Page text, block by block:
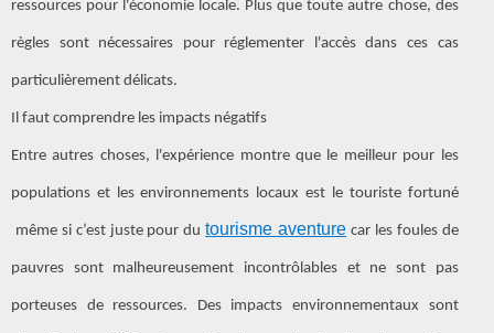
ressources pour l'économie locale. Plus que toute autre chose, des
règles sont nécessaires pour réglementer l'accès dans ces cas
particulièrement délicats.
Il faut comprendre les impacts négatifs
Entre autres choses, l'expérience montre que le meilleur pour les
populations et les environnements locaux est le touriste fortuné
même si c’est juste pour dutourisme aventure car les foules de
pauvres sont malheureusement incontrôlables et ne sont pas
porteuses de ressources. Des impacts environnementaux sont